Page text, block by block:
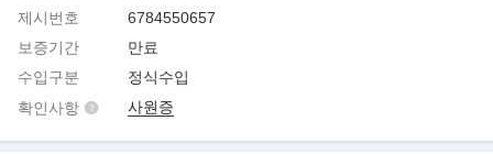
제시번호
6784550657
보증기간
만료
수입구분
정식수입
확인사항
사원증